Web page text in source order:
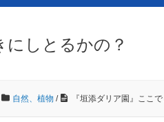
にしとるかの？
自然、植物 / 『垣添ダリア園』ここ